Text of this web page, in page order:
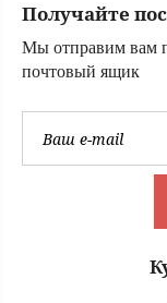
массовые
Получайте
Мы отправим вам
почтовый ящик